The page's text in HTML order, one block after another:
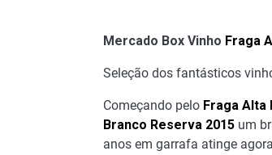
Mercado Box Vinho Fraga
Seleção dos fantásticos
Começando pelo Fraga Alta
Branco Reserva 2015 um
anos em garrafa atinge